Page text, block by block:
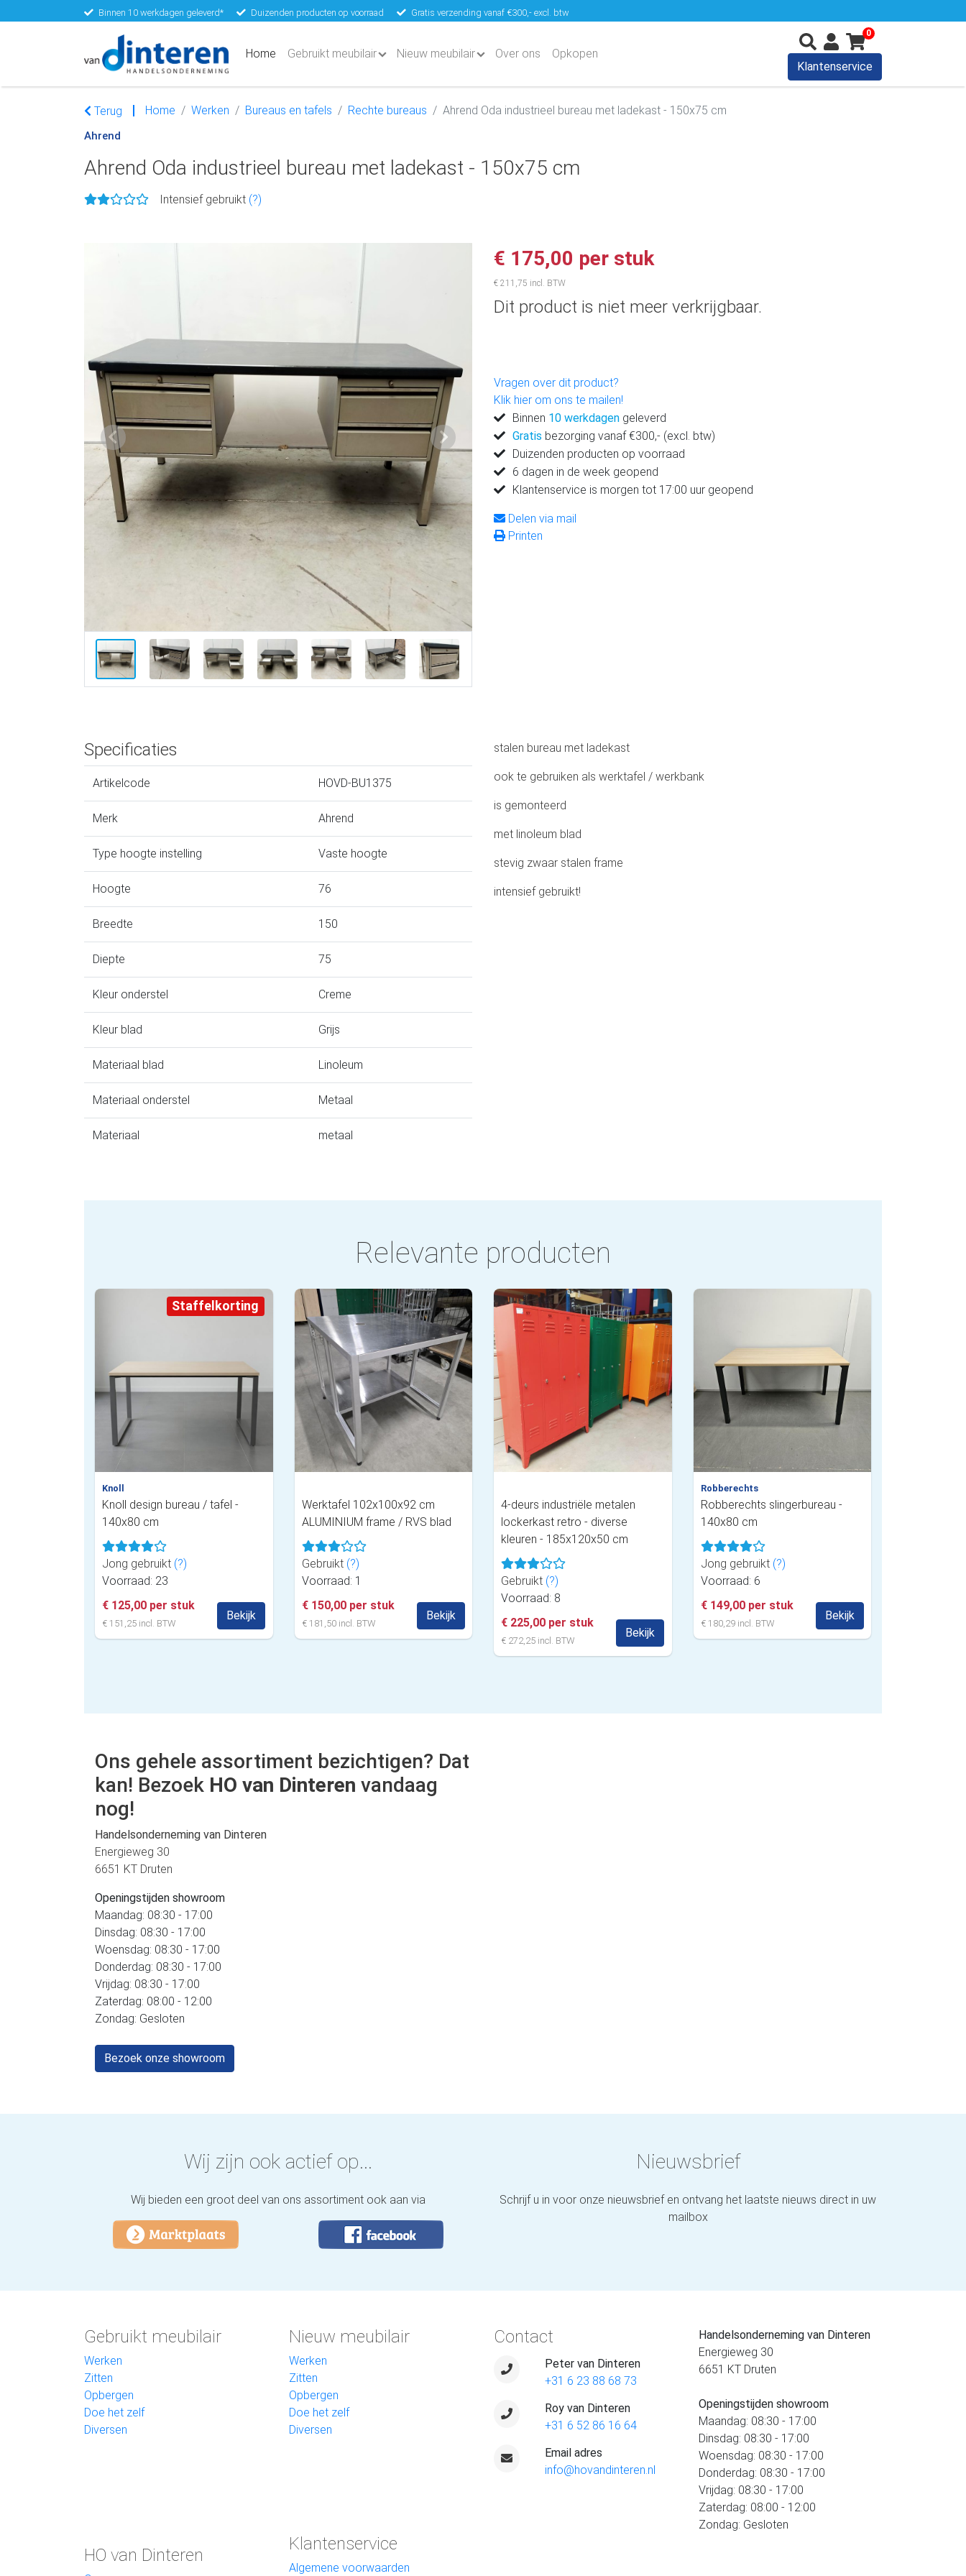
Binnen 10 werkdagen geleverd* Duizenden producten op voorraad Gratis verzending vanaf €300,- excl. btw
Home (current)
Gebruikt meubilair Nieuw meubilair Over ons Opkopen
0
Klantenservice
Terug Home Werken Bureaus en tafels Rechte bureaus Ahrend Oda industrieel bureau met ladekast - 150x75 cm
Ahrend
Ahrend Oda industrieel bureau met ladekast - 150x75 cm
Intensief gebruikt (?)
Vorige Volgende
€ 175,00 per stuk
€ 211,75 incl. BTW
Dit product is niet meer verkrijgbaar.
Vragen over dit product?
Klik hier om ons te mailen!
Binnen 10 werkdagen geleverd
Gratis bezorging vanaf €300,- (excl. btw)
Duizenden producten op voorraad
6 dagen in de week geopend
Klantenservice is morgen tot 17:00 uur geopend
Delen via mail
Printen
stalen bureau met ladekast
ook te gebruiken als werktafel / werkbank
is gemonteerd
met linoleum blad
stevig zwaar stalen frame
intensief gebruikt!
Specificaties
Artikelcode HOVD-BU1375
Merk Ahrend
Type hoogte instelling Vaste hoogte
Hoogte 76
Breedte 150
Diepte 75
Kleur onderstel Creme
Kleur blad Grijs
Materiaal blad Linoleum
Materiaal onderstel Metaal
Materiaal metaal
Relevante producten
Staffelkorting
Knoll
Knoll design bureau / tafel -
140x80 cm
Jong gebruikt (?)
Voorraad: 23
€ 125,00 per stuk
€ 151,25 incl. BTW
Bekijk
Werktafel 102x100x92 cm
ALUMINIUM frame / RVS blad
Gebruikt (?)
Voorraad: 1
€ 150,00 per stuk
€ 181,50 incl. BTW
Bekijk
4-deurs industriële metalen
lockerkast retro - diverse
kleuren - 185x120x50 cm
Gebruikt (?)
Voorraad: 8
€ 225,00 per stuk
€ 272,25 incl. BTW
Bekijk
Robberechts
Robberechts slingerbureau -
140x80 cm
Jong gebruikt (?)
Voorraad: 6
€ 149,00 per stuk
€ 180,29 incl. BTW
Bekijk
Ons gehele assortiment bezichtigen? Dat
kan! Bezoek HO van Dinteren vandaag
nog!
Handelsonderneming van Dinteren
Energieweg 30
6651 KT Druten
Openingstijden showroom
Maandag: 08:30 - 17:00
Dinsdag: 08:30 - 17:00
Woensdag: 08:30 - 17:00
Donderdag: 08:30 - 17:00
Vrijdag: 08:30 - 17:00
Zaterdag: 08:00 - 12:00
Zondag: Gesloten
Bezoek onze showroom
Wij zijn ook actief op...
Wij bieden een groot deel van ons assortiment ook aan via
Nieuwsbrief
Schrijf u in voor onze nieuwsbrief en ontvang het laatste nieuws direct in uw
mailbox
Gebruikt meubilair
Werken
Zitten
Opbergen
Doe het zelf
Diversen
Nieuw meubilair
Werken
Zitten
Opbergen
Doe het zelf
Diversen
Contact
Peter van Dinteren
+31 6 23 88 68 73
Roy van Dinteren
+31 6 52 86 16 64
Email adres
info@hovandinteren.nl
Handelsonderneming van Dinteren
Energieweg 30
6651 KT Druten
Openingstijden showroom
Maandag: 08:30 - 17:00
Dinsdag: 08:30 - 17:00
Woensdag: 08:30 - 17:00
Donderdag: 08:30 - 17:00
Vrijdag: 08:30 - 17:00
Zaterdag: 08:00 - 12:00
Zondag: Gesloten
HO van Dinteren
Klantenservice
Algemene voorwaarden